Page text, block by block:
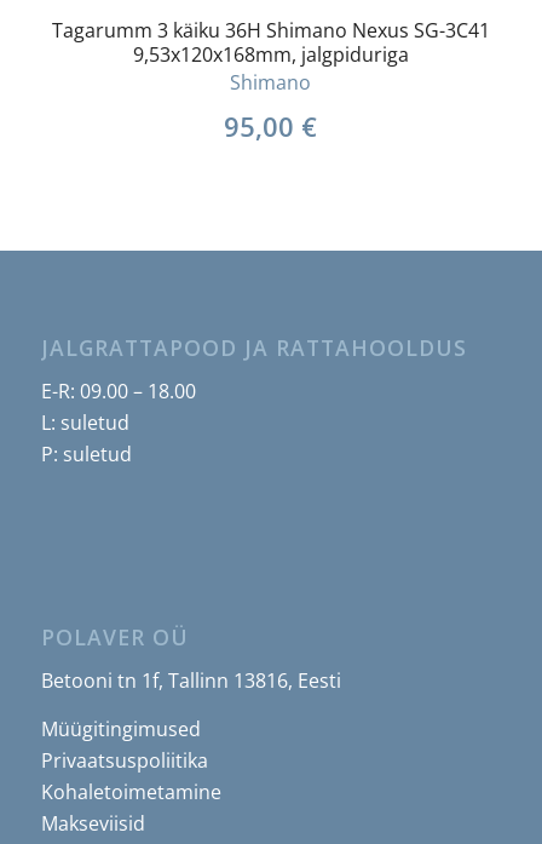
Tagarumm 3 käiku 36H Shimano Nexus SG-3C41
9,53x120x168mm, jalgpiduriga
Shimano
95,00 €
JALGRATTAPOOD JA RATTAHOOLDUS
E-R: 09.00 – 18.00
L: suletud
P: suletud
POLAVER OÜ
Betooni tn 1f, Tallinn 13816, Eesti
Müügitingimused
Privaatsuspoliitika
Kohaletoimetamine
Makseviisid